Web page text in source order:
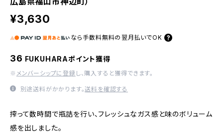
¥3,630
なら 手数料無料の 翌月払いでOK
36 FUKUHARAポイント獲得
※ メンバーシップに登録 し、購入すると獲得できます。
別途送料がかかります。送料を確認する
搾って数時間で瓶詰を行い、フレッシュなガス感と味のボリューム
感を出しました。